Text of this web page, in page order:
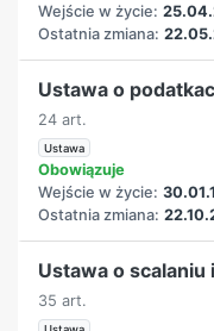
Wejście w życie:
Ostatnia zmiana:
Ustawa o
24 art.
Ustawa
Obowiązuje
Wejście w życie:
Ostatnia zmiana:
Ustawa o
35 art.